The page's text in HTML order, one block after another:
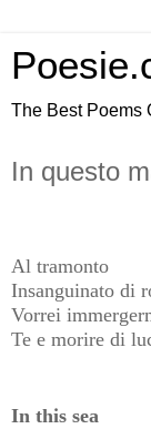
The Best Poems
In questo
Al tramonto
Insanguinato di
Vorrei
Te e morire di
In this sea